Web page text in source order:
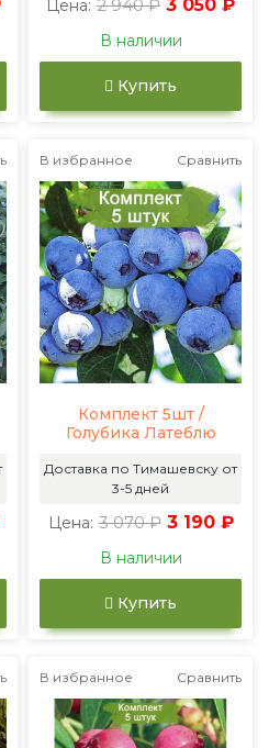
Цена: 2 940 ₽ 3 050 ₽
В наличии
Купить
В избранное Сравнить
Комплект 5шт /
Голубика Латеблю
Доставка по Тимашевску от
3-5 дней
Цена: 3 070 ₽ 3 190 ₽
В наличии
Купить
В избранное Сравнить